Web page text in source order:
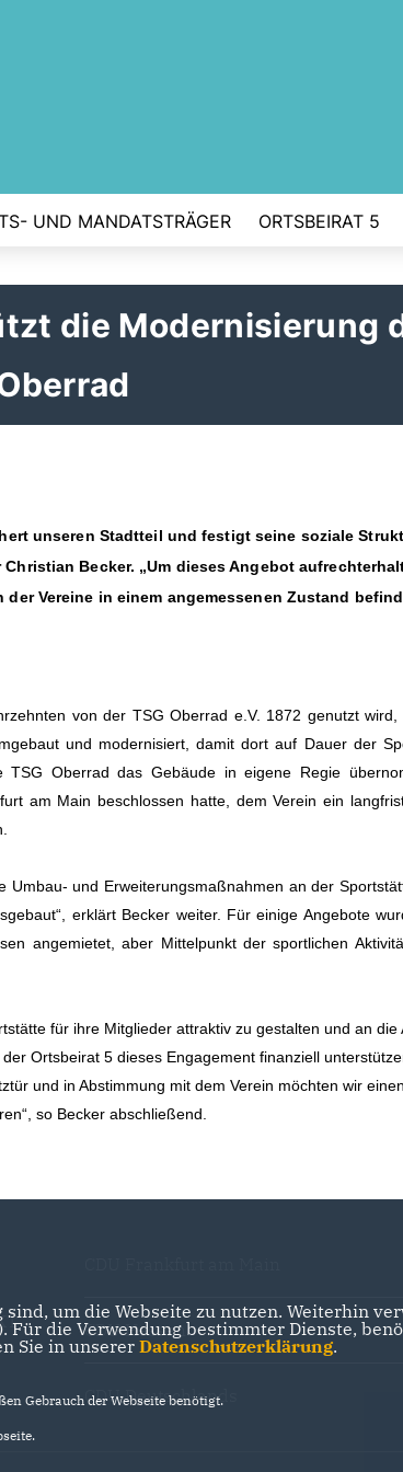
UND MANDATSTRÄGER ORTSBEIRAT 5
die Modernisierung
unseren Stadtteil und festigt seine soziale
Becker. „Um dieses Angebot
Vereine in einem angemessenen Zustand
von der TSG Oberrad e.V. 1872 genutzt
und modernisiert, damit dort auf Dauer der
Oberrad das Gebäude in eigene Regie
am Main beschlossen hatte, dem Verein ein
Umbau- und Erweiterungsmaßnahmen an der
erklärt Becker weiter. Für einige Angebote
angemietet, aber Mittelpunkt der sportlichen
für ihre Mitglieder attraktiv zu gestalten und an die
Ortsbeirat 5 dieses Engagement finanziell
und in Abstimmung mit dem Verein möchten wir
so Becker abschließend.
CDU Hessen
CDU Deutschlands
sind, um die Webseite zu nutzen. Weiterhin
Für die Verwendung bestimmter Dienste,
Sie in unserer Datenschutzerklärung.
Gebrauch der Webseite benötigt.